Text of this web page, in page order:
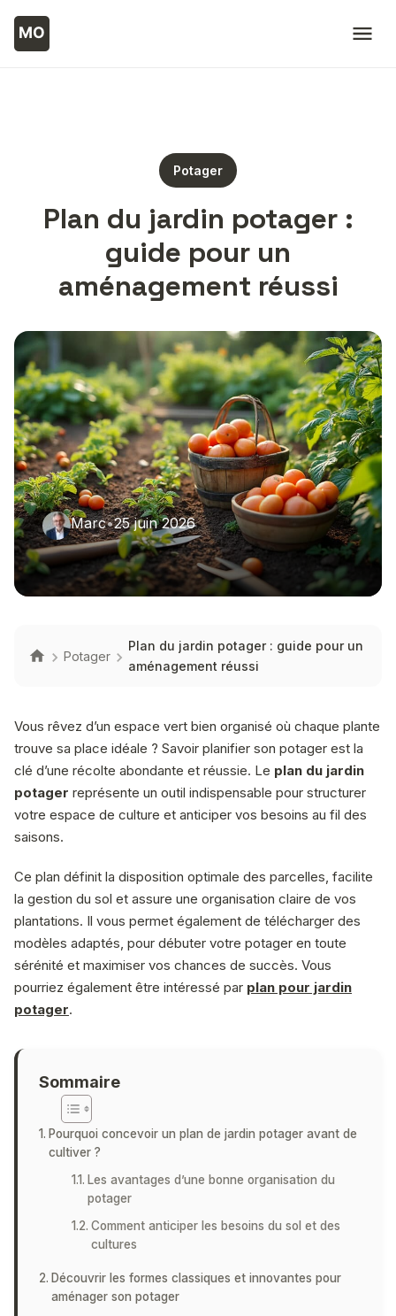
Potager
Plan du jardin potager :
guide pour un
aménagement réussi
Marc•25 juin 2026
Potager
Plan du jardin potager : guide pour un
aménagement réussi
Vous rêvez d’un espace vert bien organisé où chaque plante
trouve sa place idéale ? Savoir planifier son potager est la
clé d’une récolte abondante et réussie. Le plan du jardin
potager représente un outil indispensable pour structurer
votre espace de culture et anticiper vos besoins au fil des
saisons.
Ce plan définit la disposition optimale des parcelles, facilite
la gestion du sol et assure une organisation claire de vos
plantations. Il vous permet également de télécharger des
modèles adaptés, pour débuter votre potager en toute
sérénité et maximiser vos chances de succès. Vous
pourriez également être intéressé par plan pour jardin
potager.
Sommaire
Pourquoi concevoir un plan de jardin potager avant de
cultiver ?
Les avantages d’une bonne organisation du
potager
Comment anticiper les besoins du sol et des
cultures
Découvrir les formes classiques et innovantes pour
aménager son potager